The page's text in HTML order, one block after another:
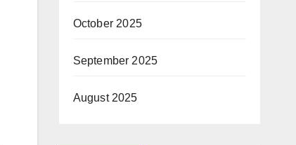
October 2025
September 2025
August 2025